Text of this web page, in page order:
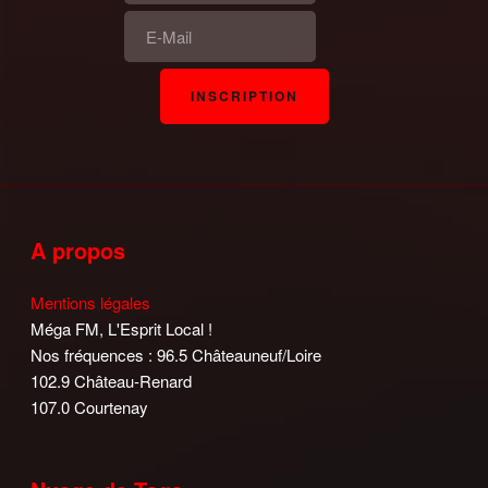
A propos
Mentions légales
Méga FM, L'Esprit Local !
Nos fréquences : 96.5 Châteauneuf/Loire
102.9 Château-Renard
107.0 Courtenay